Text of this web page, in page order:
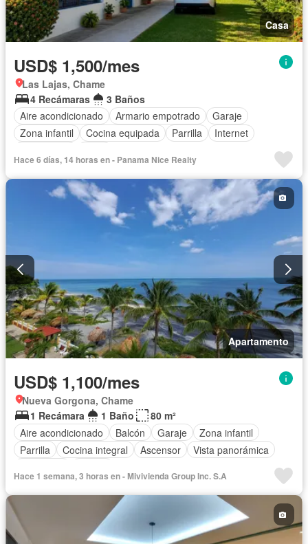
Casa
USD$ 1,500/mes
Las Lajas, Chame
4 Recámaras
3 Baños
Aire acondicionado
Armario empotrado
Garaje
Zona infantil
Cocina equipada Parrilla
Internet
Hace 6 días, 14 horas en - Panama Nice Realty
Apartamento
USD$ 1,100/mes
Nueva Gorgona, Chame
1 Recámara
1 Baño
80 m²
Aire acondicionado
Balcón Garaje
Zona infantil
Parrilla
Cocina integral Ascensor
Vista panorámica
Hace 1 semana, 3 horas en - Mivivienda Group Inc. S.A